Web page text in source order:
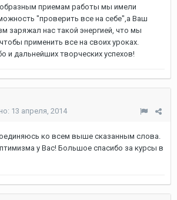
приемам работы мы имели
"проверить все на себе",а Ваш
заряжал нас такой энергией, что мы
применить все на своих уроках.
и дальнейших творческих успехов!
13 апреля, 2014
ко всем выше сказанным слова.
у Вас! Большое спасибо за курсы в